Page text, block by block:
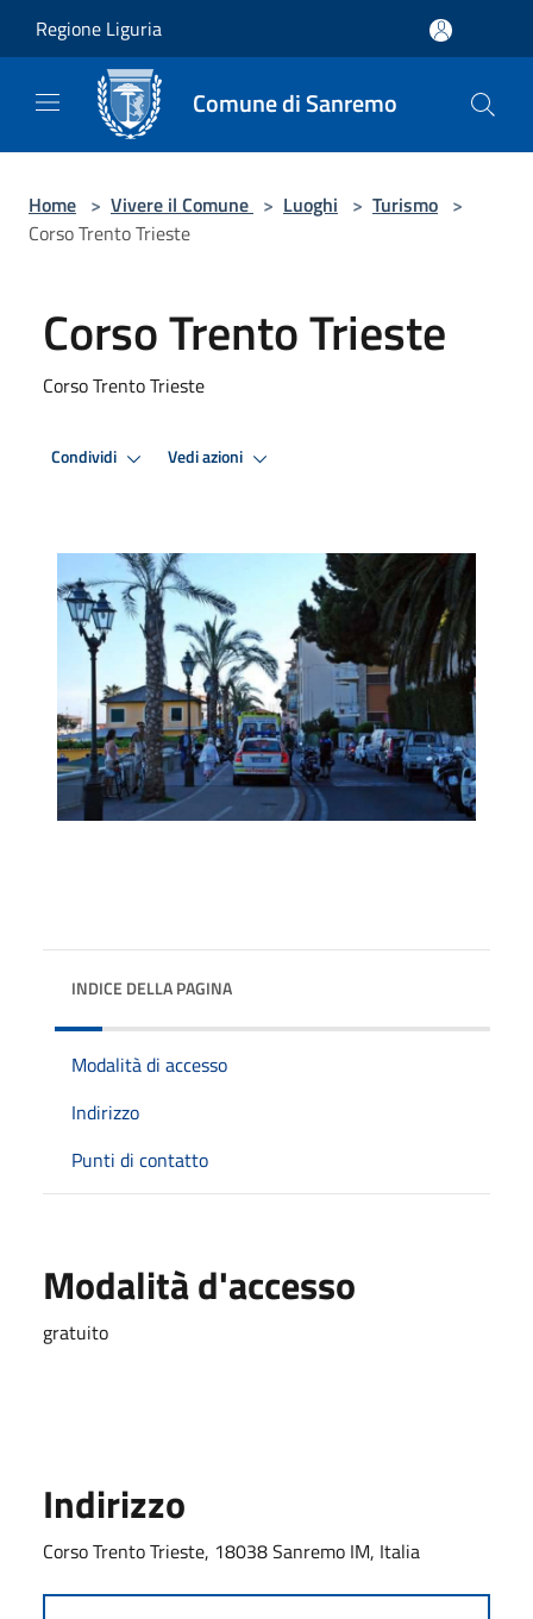
Regione Liguria
Comune di Sanremo
Home > Vivere il Comune > Luoghi > Turismo >
Corso Trento Trieste
Corso Trento Trieste
Corso Trento Trieste
Condividi Vedi azioni
INDICE DELLA PAGINA
Modalità di accesso
Indirizzo
Punti di contatto
Modalità d'accesso
gratuito
Indirizzo
Corso Trento Trieste, 18038 Sanremo IM, Italia